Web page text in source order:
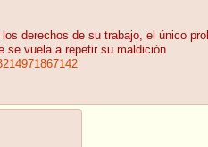
derechos de su trabajo, el único
se vuela a repetir su maldición